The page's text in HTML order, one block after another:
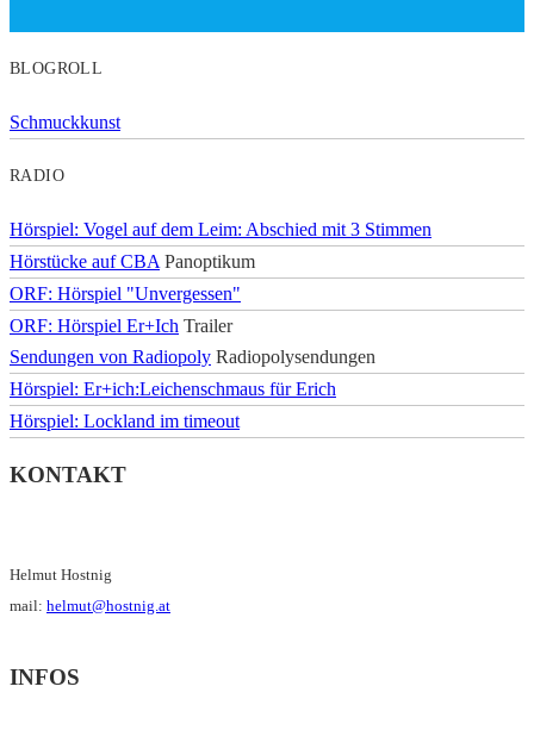
BLOGROLL
Schmuckkunst
RADIO
Hörspiel: Vogel auf dem Leim: Abschied mit 3 Stimmen
Hörstücke auf CBA Panoptikum
ORF: Hörspiel "Unvergessen"
ORF: Hörspiel Er+Ich Trailer
Sendungen von Radiopoly Radiopolysendungen
Hörspiel: Er+ich:Leichenschmaus für Erich
Hörspiel: Lockland im timeout
KONTAKT
Helmut Hostnig
mail: helmut@hostnig.at
INFOS